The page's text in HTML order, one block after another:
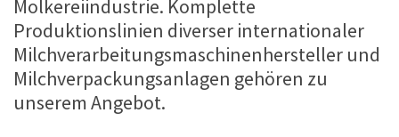
Molkereiindustrie. Komplette
Produktionslinien diverser internationaler
Milchverarbeitungsmaschinenhersteller und
Milchverpackungsanlagen gehören zu
unserem Angebot.